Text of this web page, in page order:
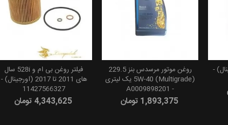
فیلتر روغن بی ام و 528i سال
های 2011 تا 2017 (اورجینال) -
11427566327
4,343,625 تومان
روغن موتور مرسدس بنز 229.5
(5W-40 (Multigrade یک لیتری
- A0009898201
1,893,375 تومان
-